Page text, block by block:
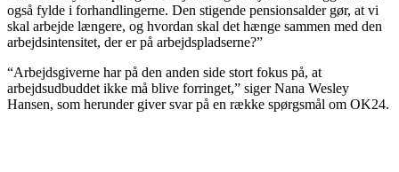
også fylde i forhandlingerne. Den stigende pensionsalder gør, at vi
skal arbejde længere, og hvordan skal det hænge sammen med den
arbejdsintensitet, der er på arbejdspladserne?”
“Arbejdsgiverne har på den anden side stort fokus på, at
arbejdsudbuddet ikke må blive forringet,” siger Nana Wesley
Hansen, som herunder giver svar på en række spørgsmål om OK24.